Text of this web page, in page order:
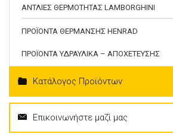
ΑΝΤΛΙΕΣ ΘΕΡΜΟΤΗΤΑΣ LAMBORGHINI
ΠΡΟΪΟΝΤΑ ΘΕΡΜΑΝΣΗΣ HENRAD
ΠΡΟΪΟΝΤΑ ΥΔΡΑΥΛΙΚΑ – ΑΠΟΧΕΤΕΥΣΗΣ
Κατάλογος Προϊόντων
Επικοινωνήστε μαζί μας